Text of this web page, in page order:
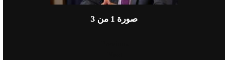
صورة 1 من 3